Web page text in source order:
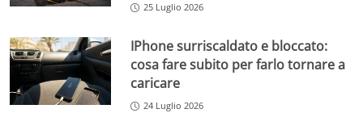
25 Luglio 2026
IPhone surriscaldato e bloccato:
cosa fare subito per farlo tornare a
caricare
24 Luglio 2026